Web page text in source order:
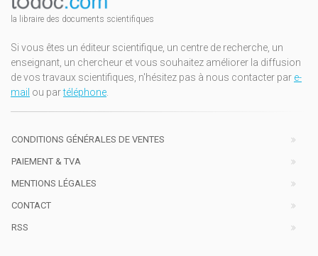
la libraire des documents scientifiques
Si vous êtes un éditeur scientifique, un centre de recherche, un
enseignant, un chercheur et vous souhaitez améliorer la diffusion
de vos travaux scientifiques, n'hésitez pas à nous contacter par e-
mail ou partéléphone.
CONDITIONS GÉNÉRALES DE VENTES
PAIEMENT & TVA
MENTIONS LÉGALES
CONTACT
RSS